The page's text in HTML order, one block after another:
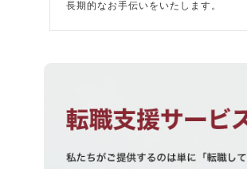
長期的なお手伝いをいたします。